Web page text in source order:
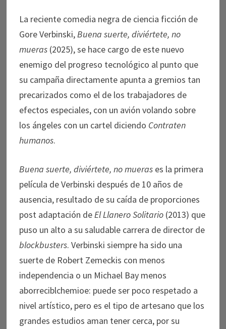
La reciente comedia negra de ciencia ficción de
Gore Verbinski,Buena suerte, diviértete, no
mueras (2025), se hace cargo de este nuevo
enemigo del progreso tecnológico al punto que
su campaña directamente apunta a gremios tan
precarizados como el de los trabajadores de
efectos especiales, con un avión volando sobre
los ángeles con un cartel diciendo Contraten
humanos.
Buena suerte, diviértete, no muerases la primera
película de Verbinski después de 10 años de
ausencia, resultado de su caída de proporciones
post adaptación deEl Llanero Solitario(2013) que
puso un alto a su saludable carrera de director de
blockbusters. Verbinski siempre ha sido una
suerte de Robert Zemeckis con menos
independencia o un Michael Bay menos
aborreciblchemioe: puede ser poco respetado a
nivel artístico, pero es el tipo de artesano que los
grandes estudios aman tener cerca, por su